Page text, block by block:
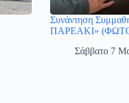
Συνάντηση
ΠΑΡΕΑΚΙ»
Σάββατο 7